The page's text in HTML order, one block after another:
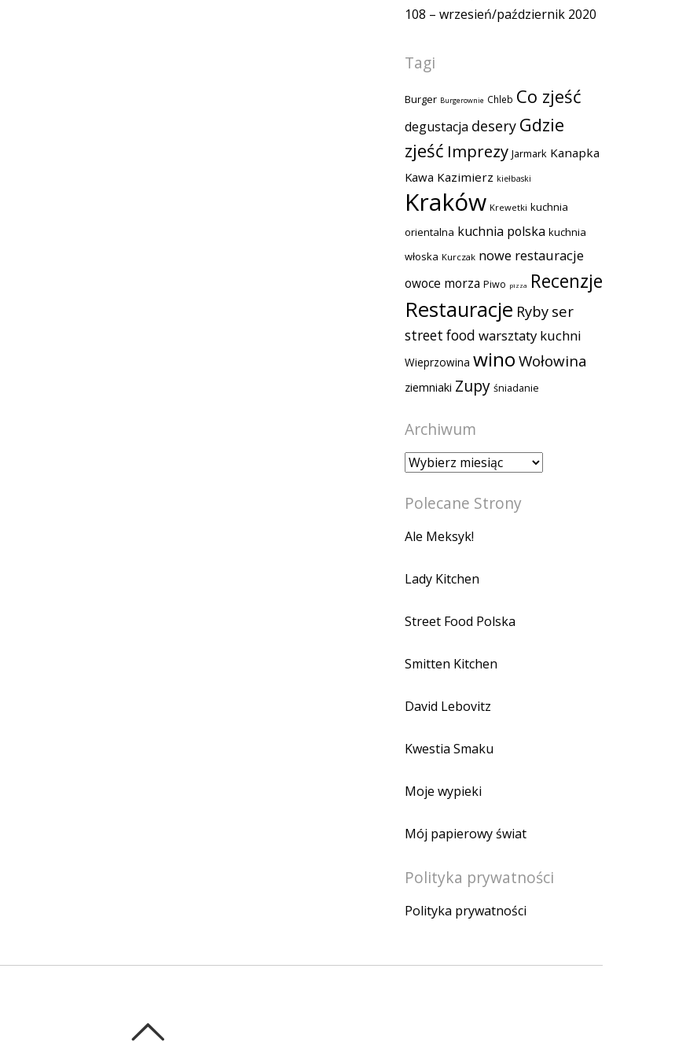
108 – wrzesień/październik 2020
Tagi
Burger Burgerownie Chleb Co zjeść
degustacja desery Gdzie
zjeść Imprezy Jarmark Kanapka
Kawa Kazimierz kiełbaski
Kraków Krewetki kuchnia
orientalna kuchnia polska kuchnia
włoska Kurczak nowe restauracje
owoce morza Piwo pizza Recenzje
Restauracje Ryby ser
street food warsztaty kuchni
Wieprzowina winoWołowina
ziemniaki Zupy śniadanie
Archiwum
Archiwum
Polecane Strony
Ale Meksyk!
Lady Kitchen
Street Food Polska
Smitten Kitchen
David Lebovitz
Kwestia Smaku
Moje wypieki
Mój papierowy świat
Polityka prywatności
Polityka prywatności